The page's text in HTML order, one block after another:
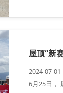
屋顶“新
2024-07-01
6月25日，